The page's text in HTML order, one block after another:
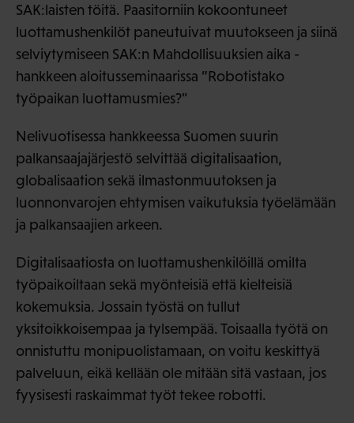
SAK:laisten töitä. Paasitorniin kokoontuneet
luottamushenkilöt paneutuivat muutokseen ja siinä
selviytymiseen SAK:n Mahdollisuuksien aika -
hankkeen aloitusseminaarissa ”Robotistako
työpaikan luottamusmies?"
Nelivuotisessa hankkeessa Suomen suurin
palkansaajajärjestö selvittää digitalisaation,
globalisaation sekä ilmastonmuutoksen ja
luonnonvarojen ehtymisen vaikutuksia työelämään
ja palkansaajien arkeen.
Digitalisaatiosta on luottamushenkilöillä omilta
työpaikoiltaan sekä myönteisiä että kielteisiä
kokemuksia. Jossain työstä on tullut
yksitoikkoisempaa ja tylsempää. Toisaalla työtä on
onnistuttu monipuolistamaan, on voitu keskittyä
palveluun, eikä kellään ole mitään sitä vastaan, jos
fyysisesti raskaimmat työt tekee robotti.